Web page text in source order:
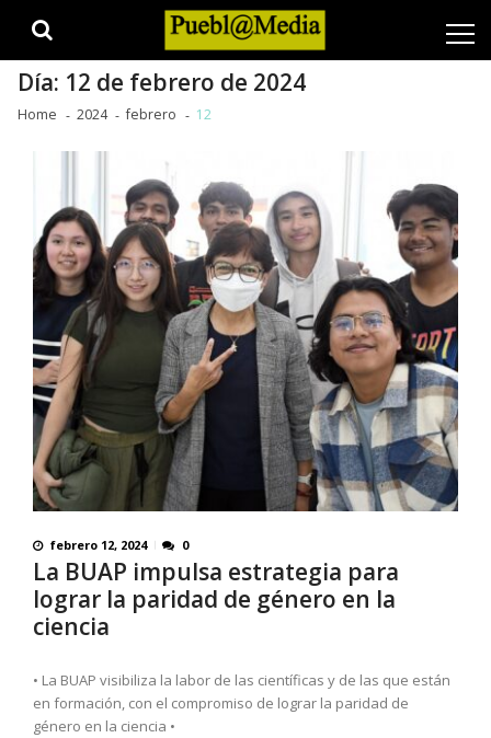
Día: 12 de febrero de 2024
Home 2024 febrero 12
febrero 12, 2024 0
La BUAP impulsa estrategia para
lograr la paridad de género en la
ciencia
• La BUAP visibiliza la labor de las científicas y de las que están
en formación, con el compromiso de lograr la paridad de
género en la ciencia •